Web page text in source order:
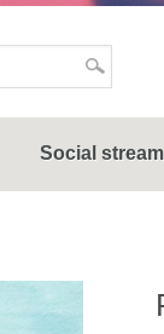
Social